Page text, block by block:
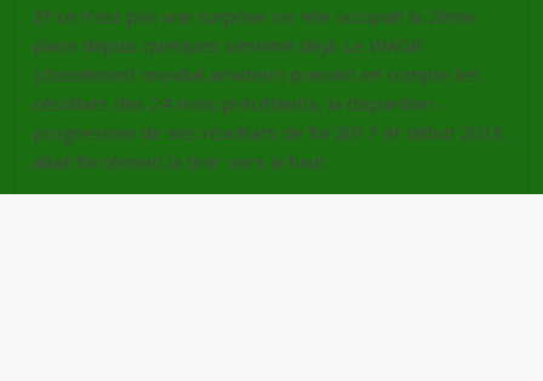
Et ce n’est pas une surprise car elle occupait la 2ème
place depuis quelques semaine déjà. Le WAGR
(classement mondial amateur) prenant en compte les
résultats des 24 mois précédents, la disparition
progressive de ses résultats de fin 2017 et début 2018
allait forcément la tirer vers le haut.